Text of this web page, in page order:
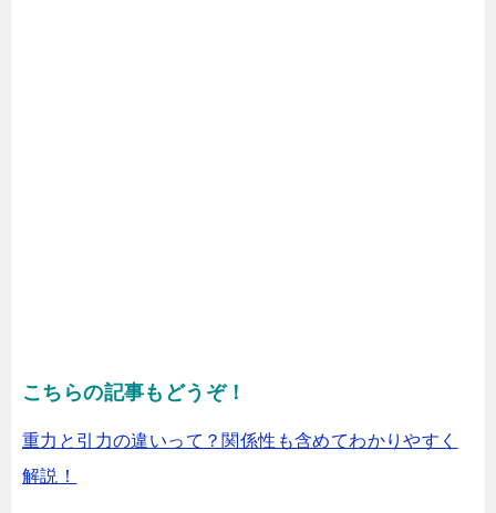
こちらの記事もどうぞ！
重力と引力の違いって？関係性も含めてわかりやすく
解説！